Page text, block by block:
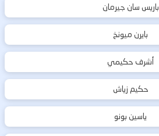
باريس سان جيرمان
بايرن ميونخ
أشرف حكيمي
حكيم زياش
ياسين بونو